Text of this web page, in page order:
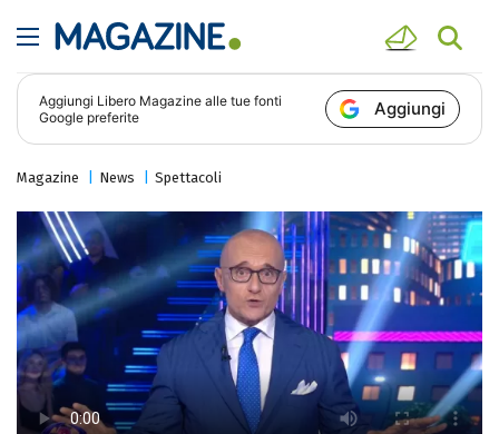
Aggiungi Libero Magazine alle tue fonti
Google preferite
Aggiungi
Magazine News Spettacoli